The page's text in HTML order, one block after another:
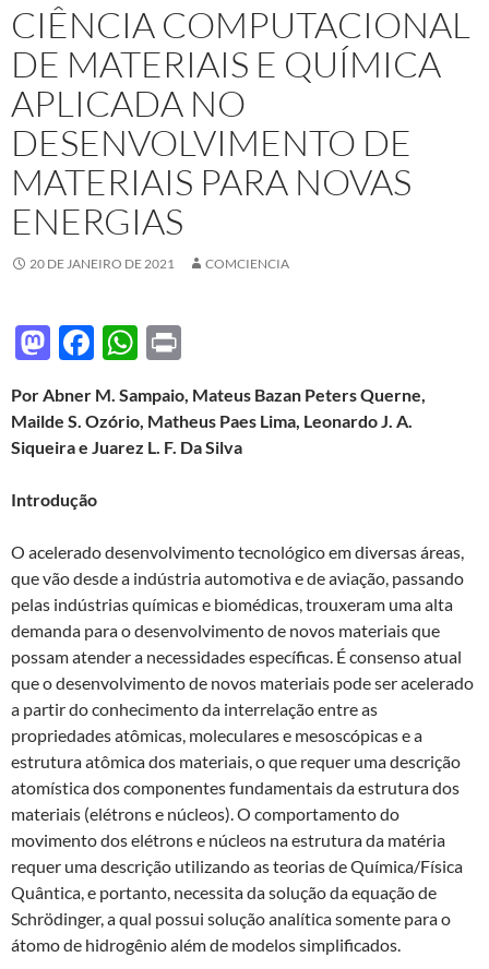
CIÊNCIA COMPUTACIONAL
DE MATERIAIS E QUÍMICA
APLICADA NO
DESENVOLVIMENTO DE
MATERIAIS PARA NOVAS
ENERGIAS
20 DE JANEIRO DE 2021 COMCIENCIA
M
to
d
n
F
e
b
o
k
W
at
s
p
nt
Por Abner M. Sampaio, Mateus Bazan Peters Querne,
Mailde S. Ozório, Matheus Paes Lima, Leonardo J. A.
Siqueira e Juarez L. F. Da Silva
Introdução
O acelerado desenvolvimento tecnológico em diversas áreas,
que vão desde a indústria automotiva e de aviação, passando
pelas indústrias químicas e biomédicas, trouxeram uma alta
demanda para o desenvolvimento de novos materiais que
possam atender a necessidades específicas. É consenso atual
que o desenvolvimento de novos materiais pode ser acelerado
a partir do conhecimento da interrelação entre as
propriedades atômicas, moleculares e mesoscópicas e a
estrutura atômica dos materiais, o que requer uma descrição
atomística dos componentes fundamentais da estrutura dos
materiais (elétrons e núcleos). O comportamento do
movimento dos elétrons e núcleos na estrutura da matéria
requer uma descrição utilizando as teorias de Química/Física
Quântica, e portanto, necessita da solução da equação de
Schrödinger, a qual possui solução analítica somente para o
átomo de hidrogênio além de modelos simplificados.